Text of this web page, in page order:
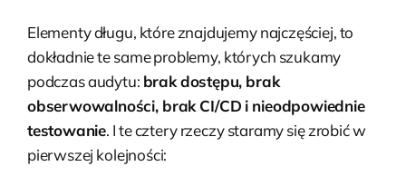
Elementy długu, które znajdujemy najczęściej, to
dokładnie te same problemy, których szukamy
podczas audytu: brak dostępu, brak
obserwowalności, brak CI/CD i nieodpowiednie
testowanie. I te cztery rzeczy staramy się zrobić w
pierwszej kolejności: